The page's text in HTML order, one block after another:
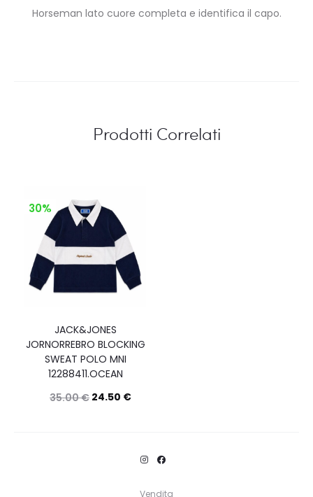
Horseman lato cuore completa e identifica il capo.
Prodotti Correlati
30%
JACK&JONES
JORNORREBRO BLOCKING
SWEAT POLO MNI
12288411.OCEAN
35.00€ 24.50 €
Vendita